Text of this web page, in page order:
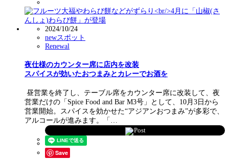
2024/10/24
newスポット
Renewal
夜仕様のカウンター席に店内を改装
スパイスが効いたおつまみとカレーでお酒を
昼営業を終了し、テーブル席をカウンター席に改装して、夜
営業だけの「Spice Food and Bar M3号」として、10月3日から
営業開始。スパイスを効かせた“アジアンおつまみ”が多彩で、
アルコールが進みます。「…
Post
Save